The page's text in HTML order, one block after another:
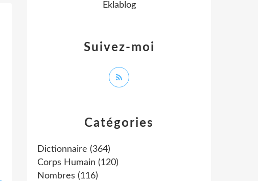
Catégories
Dictionnaire (364)
Corps Humain (120)
Nombres (116)
Suivez-moi
Eklablog